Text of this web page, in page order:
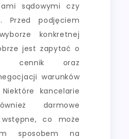
sądowymi czy
Przed podjęciem
konkretnej
jest zapytać o
cennik oraz
warunków
Niektóre kancelarie
darmowe
co może
sposobem na